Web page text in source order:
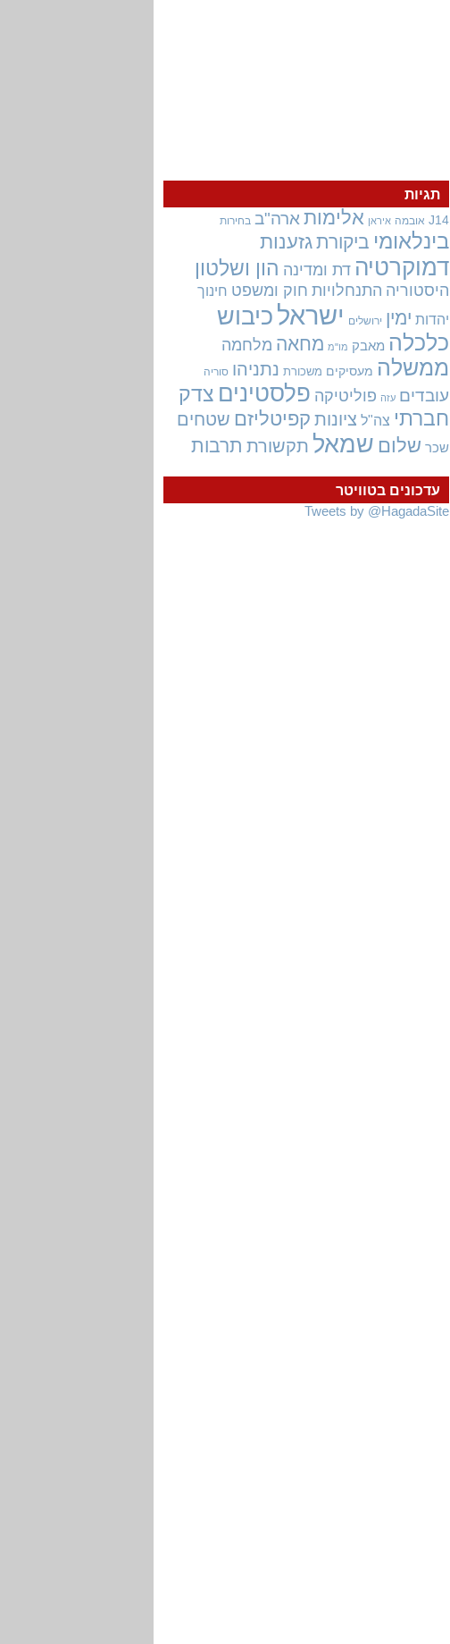
עדכונים בטוויטר
Tweets by @HagadaSite
תגיות
J14 אובמה איראן אלימות ארה"ב בחירות
בינלאומי ביקורתגזענות
דמוקרטיה דת ומדינה הון ושלטון
היסטוריה התנחלויות חוק ומשפט חינוך
יהדות ימין ירושלים ישראל כיבוש
כלכלה מאבק מו"מ מחאה מלחמה
ממשלה מעסיקים משכורת נתניהו סוריה
עובדים עזה פוליטיקה פלסטינים צדק
חברתי צה"ל ציונות קפיטליזם שטחים
שכר שלום שמאל תקשורת תרבות